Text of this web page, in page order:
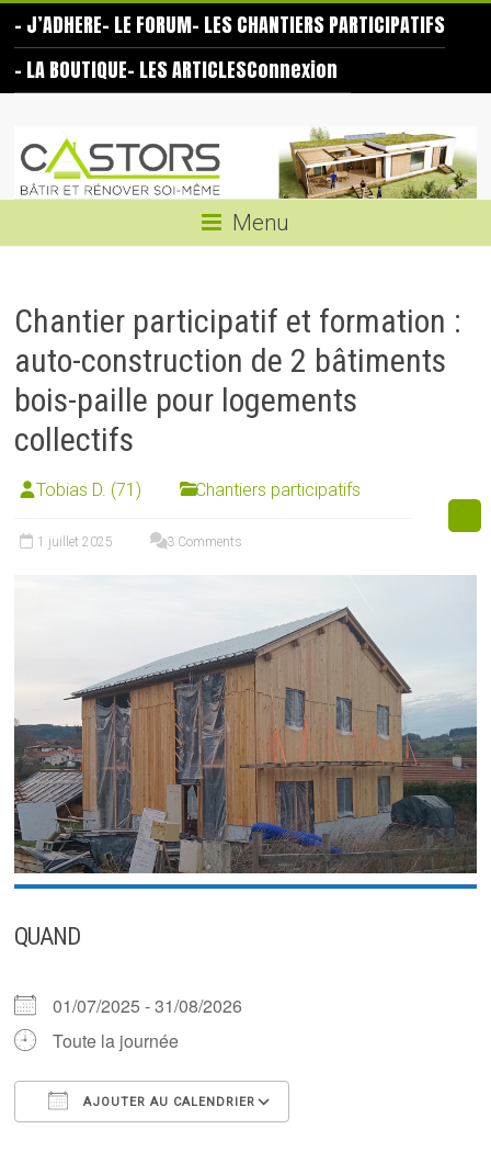
content
– J’ADHERE– LE FORUM– LES CHANTIERS PARTICIPATIFS
– LA BOUTIQUE– LES ARTICLESConnexion
Castors
même
Menu
Chantier participatif et formation :
auto-construction de 2 bâtiments
bois-paille pour logements
collectifs
Tobias D. (71) Chantiers participatifs
1 juillet 2025 3 Comments
QUAND
01/07/2025 - 31/08/2026
Toute la journée
AJOUTER AU CALENDRIER